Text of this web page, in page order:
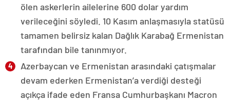
ölen askerlerin ailelerine 600 dolar yardım
verileceğini söyledi. 10 Kasım anlaşmasıyla statüsü
tamamen belirsiz kalan Dağlık Karabağ Ermenistan
tarafından bile tanınmıyor.
Azerbaycan ve Ermenistan arasındaki çatışmalar
devam ederken Ermenistan’a verdiği desteği
açıkça ifade eden Fransa Cumhurbaşkanı Macron